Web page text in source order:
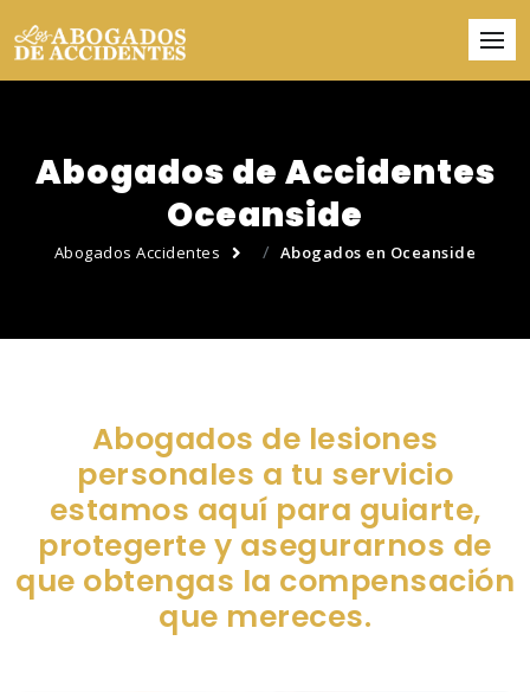
Abogados de Accidentes
Oceanside
Abogados Accidentes Abogados en Oceanside
Abogados de lesiones
personales a tu servicio
estamos aquí para guiarte,
protegerte y asegurarnos de
que obtengas la compensación
que mereces.